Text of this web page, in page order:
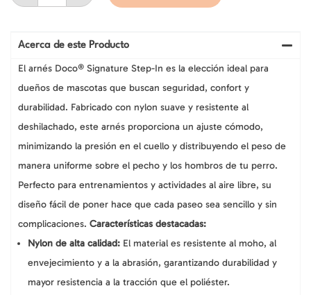
Acerca de este Producto
El arnés Doco® Signature Step-In es la elección ideal para
dueños de mascotas que buscan seguridad, confort y
durabilidad. Fabricado con nylon suave y resistente al
deshilachado, este arnés proporciona un ajuste cómodo,
minimizando la presión en el cuello y distribuyendo el peso de
manera uniforme sobre el pecho y los hombros de tu perro.
Perfecto para entrenamientos y actividades al aire libre, su
diseño fácil de poner hace que cada paseo sea sencillo y sin
complicaciones. Características destacadas:
Nylon de alta calidad: El material es resistente al moho, al
envejecimiento y a la abrasión, garantizando durabilidad y
mayor resistencia a la tracción que el poliéster.